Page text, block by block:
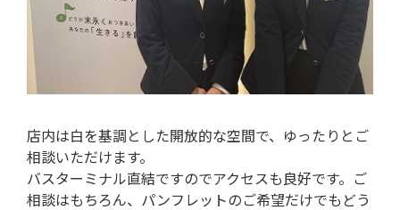
店内は白を基調とした開放的な空間で、ゆったりとご
相談いただけます。
バスターミナル直結ですのでアクセスも良好です。ご
相談はもちろん、パンフレットのご希望だけでもどう